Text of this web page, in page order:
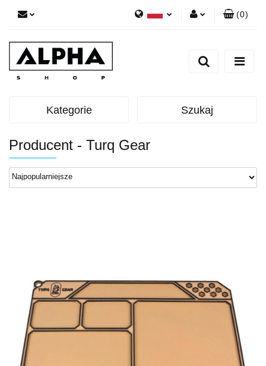
Zarejestruj się
(0)
Kategorie Szukaj
Producent - Turq Gear